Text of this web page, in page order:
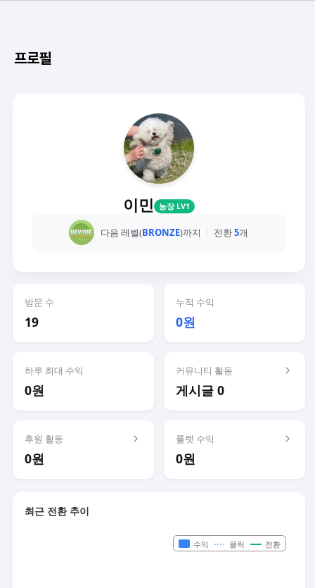
프로필
이민 농장 LV1
다음 레벨(BRONZE)까지 전환5개
방문 수
19
누적 수익
0원
하루 최대 수익
0원
커뮤니티 활동
게시글 0
후원 활동
0원
룰렛 수익
0원
최근 전환 추이